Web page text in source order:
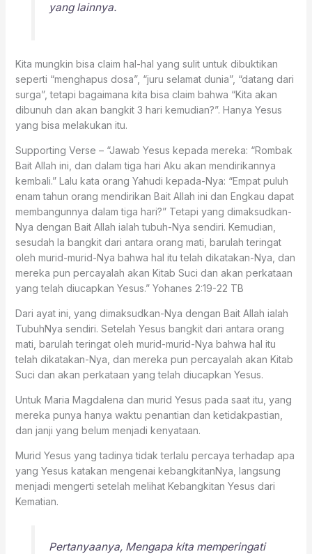
yang lainnya.
Kita mungkin bisa claim hal-hal yang sulit untuk dibuktikan
seperti “menghapus dosa”, “juru selamat dunia”, “datang dari
surga”, tetapi bagaimana kita bisa claim bahwa “Kita akan
dibunuh dan akan bangkit 3 hari kemudian?”. Hanya Yesus
yang bisa melakukan itu.
Supporting Verse – “Jawab Yesus kepada mereka: “Rombak
Bait Allah ini, dan dalam tiga hari Aku akan mendirikannya
kembali.” Lalu kata orang Yahudi kepada-Nya: “Empat puluh
enam tahun orang mendirikan Bait Allah ini dan Engkau dapat
membangunnya dalam tiga hari?” Tetapi yang dimaksudkan-
Nya dengan Bait Allah ialah tubuh-Nya sendiri. Kemudian,
sesudah Ia bangkit dari antara orang mati, barulah teringat
oleh murid-murid-Nya bahwa hal itu telah dikatakan-Nya, dan
mereka pun percayalah akan Kitab Suci dan akan perkataan
yang telah diucapkan Yesus.” ‭‭Yohanes‬ ‭2:19-22‬ ‭TB‬‬
Dari ayat ini, yang dimaksudkan-Nya dengan Bait Allah ialah
TubuhNya sendiri. Setelah Yesus bangkit dari antara orang
mati, barulah teringat oleh murid-murid-Nya bahwa hal itu
telah dikatakan-Nya, dan mereka pun percayalah akan Kitab
Suci dan akan perkataan yang telah diucapkan Yesus.
Untuk Maria Magdalena dan murid Yesus pada saat itu, yang
mereka punya hanya waktu penantian dan ketidakpastian,
dan janji yang belum menjadi kenyataan.
Murid Yesus yang tadinya tidak terlalu percaya terhadap apa
yang Yesus katakan mengenai kebangkitanNya, langsung
menjadi mengerti setelah melihat Kebangkitan Yesus dari
Kematian.
Pertanyaanya, Mengapa kita memperingati